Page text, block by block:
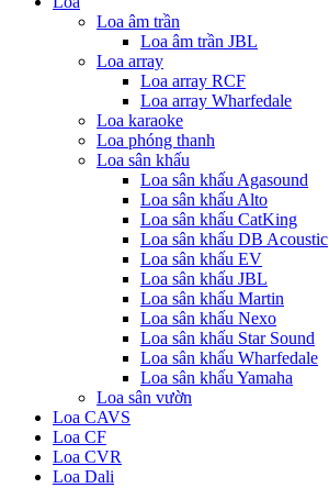
Loa âm trần
Loa âm trần JBL
Loa array
Loa array RCF
Loa array Wharfedale
Loa karaoke
Loa phóng thanh
Loa sân khấu
Loa sân khấu Agasound
Loa sân khấu Alto
Loa sân khấu CatKing
Loa sân khấu DB Acoustic
Loa sân khấu EV
Loa sân khấu JBL
Loa sân khấu Martin
Loa sân khấu Nexo
Loa sân khấu Star Sound
Loa sân khấu Wharfedale
Loa sân khấu Yamaha
Loa sân vườn
Loa CAVS
Loa CF
Loa CVR
Loa Dali